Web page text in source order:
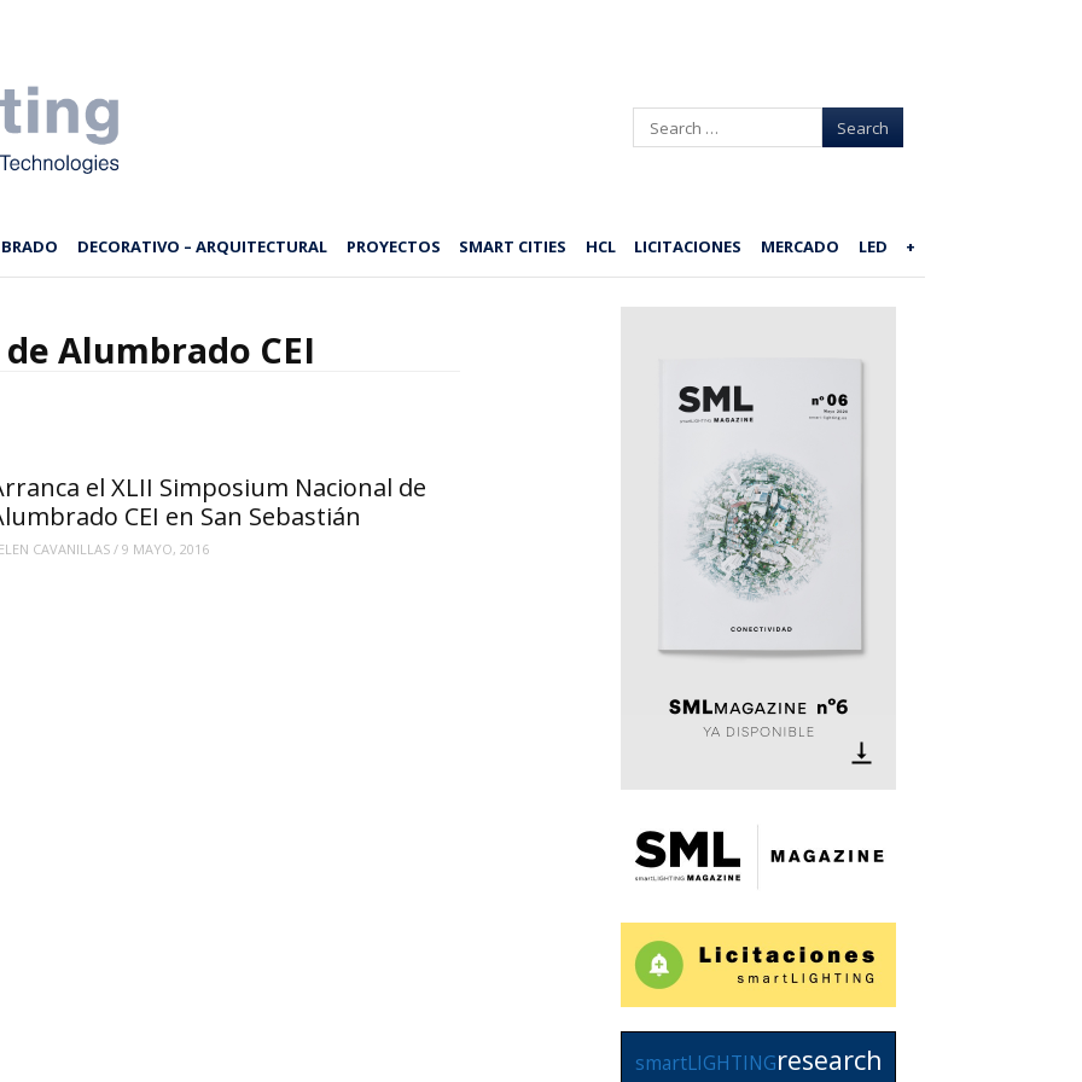
Search
DECORATIVO – ARQUITECTURAL PROYECTOS SMART CITIES HCL LICITACIONES MERCADO LED +
Alumbrado CEI
el XLII Simposium Nacional de
CEI en San Sebastián
CAVANILLAS / 9 MAYO, 2016
smartLIGHTINGresearch